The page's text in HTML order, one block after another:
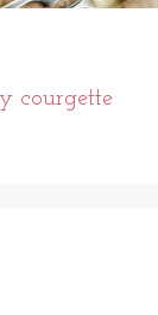
courgette